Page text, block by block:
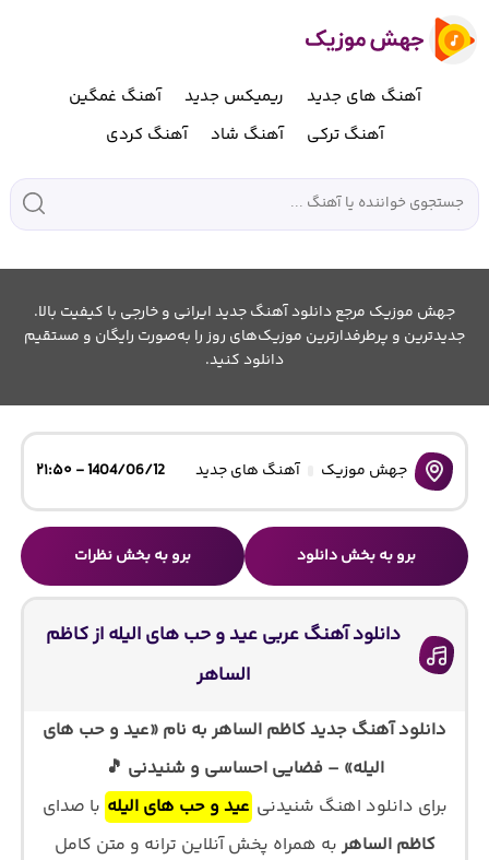
آهنگ های جدید ریمیکس جدید
آهنگ غمگین
آهنگ ترکی
آهنگ شاد آهنگ کردی
جهش موزیک مرجع دانلود آهنگ جدید ایرانی و خارجی با کیفیت بالا.
جدیدترین و پرطرفدارترین موزیک‌های روز را به‌صورت رایگان و مستقیم
دانلود کنید.
جهش موزیک آهنگ های جدید 1404/06/12 - ۲۱:۵۰
برو به بخش دانلود برو به بخش نظرات
دانلود آهنگ عربی عید و حب های الیله از کاظم
الساهر
دانلود آهنگ جدید کاظم الساهر به نام «عید و حب های
الیله» – فضایی احساسی و شنیدنی 🎵
برای دانلود اهنگ شنیدنی عید و حب های الیله با صدای
کاظم الساهر به همراه پخش آنلاین ترانه و متن کامل